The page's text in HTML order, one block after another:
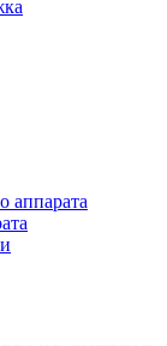
аппарата